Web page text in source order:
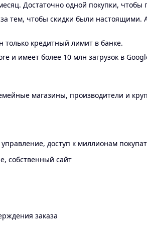
Достаточно одной покупки, чтобы
тем, чтобы скидки были
только кредитный лимит в банке.
и имеет более 10 млн загрузок в
магазины, производители и
доступ к миллионам
собственный сайт
заказа